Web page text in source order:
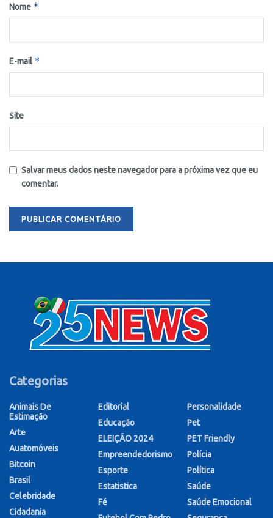
Nome *
E-mail *
Site
Salvar meus dados neste navegador para a próxima vez que eu
comentar.
Categorias
Animais De
Estimação
Arte
Auatomóveis
Bitcoin
Brasil
Celebridade
Cidadania
Editorial
Educação
ELEIÇÃO 2024
Empreendedorismo
Esporte
Estatistica
Fé
Personalidade
Pet
PET Friendly
Polícia
Política
Saúde
Saúde Emocional